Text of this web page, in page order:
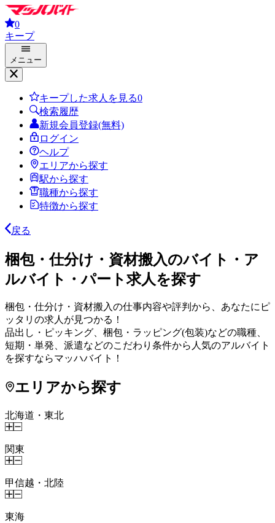
0
キープ
メニュー
キープした求人を見る0
検索履歴
新規会員登録(無料)
ログイン
ヘルプ
エリアから探す
駅から探す
職種から探す
特徴から探す
戻る
梱包・仕分け・資材搬入のバイト・ア
ルバイト・パート求人を探す
梱包・仕分け・資材搬入の仕事内容や評判から、あなたにピ
ッタリの求人が見つかる！
品出し・ピッキング、梱包・ラッピング(包装)などの職種、
短期・単発、派遣などのこだわり条件から人気のアルバイト
を探すならマッハバイト！
エリアから探す
北海道・東北
関東
甲信越・北陸
東海